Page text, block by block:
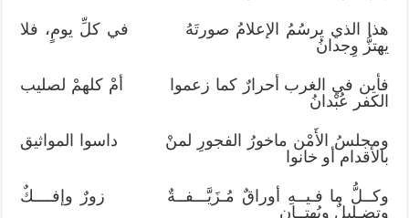
هذا الذي يرسُمُ الإعلامُ صورتَهُ في كلِّ يومٍ، فلا
يهتزُّ وِجدانُ
فأين في الغرب أحرارٌ كما زعموا أمْ كلهمْ لصليب
الكفر عُبْدانُ
ومجلسُ الأَمْن ماخورُ الفجورِ لمنْ داسوا المواثيق
بالأقدام أو خانوا
وكــلُّ ما فـيــهِ أوراقٌ مُـزَيَّـــفــةٌ زورٌ وإفــــكٌ
وتضـليلٌ وبُهتــان